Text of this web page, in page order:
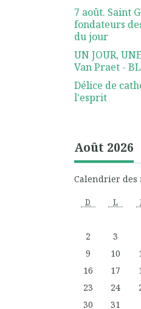
7 août. Saint
fondateurs
du jour
UN JOUR,
Van Praet -
Délice de
l'esprit
Août 2026
Calendrier des
D L
2
3
9
10
16
17
23
24
30
31